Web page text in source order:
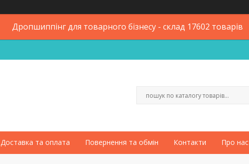
Дропшиппінг для товарного бізнесу - склад 17602 товарів
Доставка та оплата Повернення та обмін Контакти Про нас